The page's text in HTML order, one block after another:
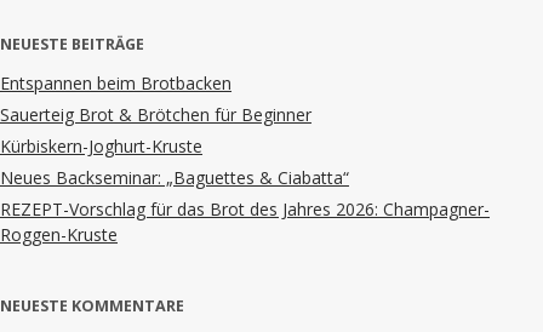
NEUESTE BEITRÄGE
Entspannen beim Brotbacken
Sauerteig Brot & Brötchen für Beginner
Kürbiskern-Joghurt-Kruste
Neues Backseminar: „Baguettes & Ciabatta“
REZEPT-Vorschlag für das Brot des Jahres 2026: Champagner-
Roggen-Kruste
NEUESTE KOMMENTARE